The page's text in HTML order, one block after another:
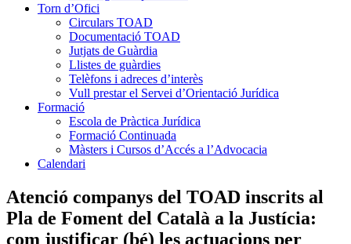
Torn d’Ofici
Circulars TOAD
Documentació TOAD
Jutjats de Guàrdia
Llistes de guàrdies
Telèfons i adreces d’interès
Vull prestar el Servei d’Orientació Jurídica
Formació
Escola de Pràctica Jurídica
Formació Continuada
Màsters i Cursos d’Accés a l’Advocacia
Calendari
Atenció companys del TOAD inscrits al
Pla de Foment del Català a la Justícia:
com justificar (bé) les actuacions per